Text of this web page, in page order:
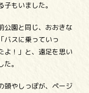
もいました。
公園と同じ、おおきな
バスに乗っていっ
よ！」と、遠足を思い
。
頭やしっぽが、ページ